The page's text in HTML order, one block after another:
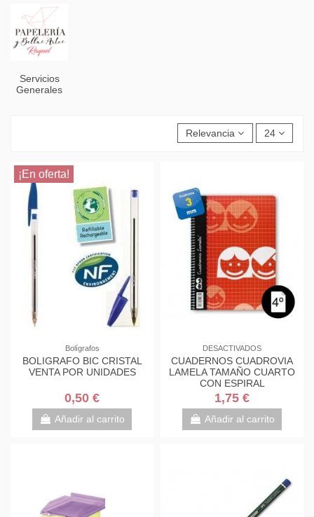
Servicios
Generales
Relevancia 24
¡En oferta!
Bolígrafos
BOLIGRAFO BIC CRISTAL
VENTA POR UNIDADES
0,50 €
Añadir al carrito
DESACTIVADOS
CUADERNOS CUADROVIA
LAMELA TAMAÑO CUARTO
CON ESPIRAL
1,75 €
Añadir al carrito